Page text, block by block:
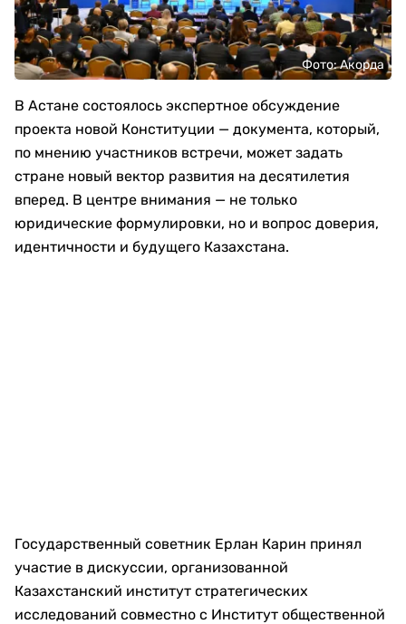
Фото: Акорда
В Астане состоялось экспертное обсуждение
проекта новой Конституции — документа, который,
по мнению участников встречи, может задать
стране новый вектор развития на десятилетия
вперед. В центре внимания — не только
юридические формулировки, но и вопрос доверия,
идентичности и будущего Казахстана.
Государственный советник Ерлан Карин принял
участие в дискуссии, организованной
Казахстанский институт стратегических
исследований совместно с Институт общественной